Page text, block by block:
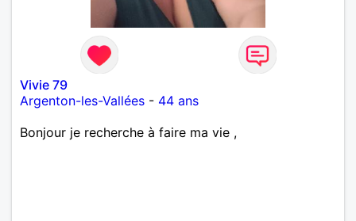
Vivie 79
Argenton-les-Vallées - 44 ans
Bonjour je recherche à faire ma vie ,